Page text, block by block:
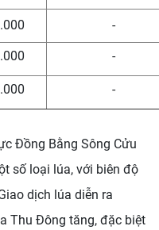
-
-
-
Đồng Bằng Sông Cửu
số loại lúa, với biên độ
dịch lúa diễn ra
Thu Đông tăng, đặc biệt